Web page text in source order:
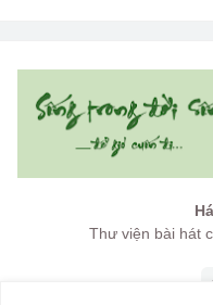
Thư viện bài hát